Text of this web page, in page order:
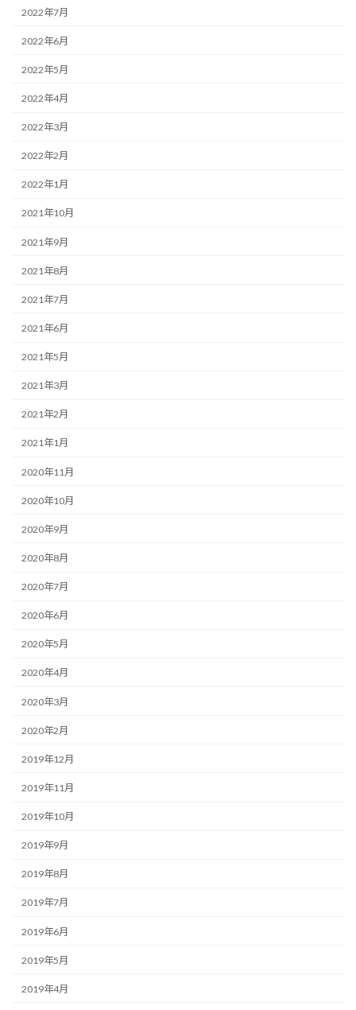
2022年7月
2022年6月
2022年5月
2022年4月
2022年3月
2022年2月
2022年1月
2021年10月
2021年9月
2021年8月
2021年7月
2021年6月
2021年5月
2021年3月
2021年2月
2021年1月
2020年11月
2020年10月
2020年9月
2020年8月
2020年7月
2020年6月
2020年5月
2020年4月
2020年3月
2020年2月
2019年12月
2019年11月
2019年10月
2019年9月
2019年8月
2019年7月
2019年6月
2019年5月
2019年4月